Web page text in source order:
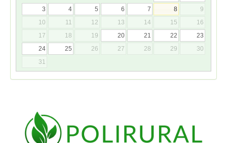
3
4 5 6 7 8
9
10
11 12 13 14 15
16
17
18 19 20 21 22
23
24
25 26 27 28 29
30
31